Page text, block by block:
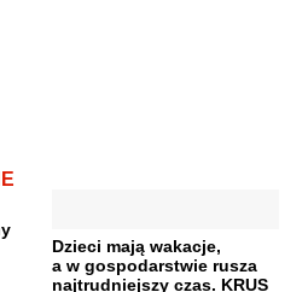
Dzieci mają wakacje,
a w gospodarstwie rusza
najtrudniejszy czas. KRUS